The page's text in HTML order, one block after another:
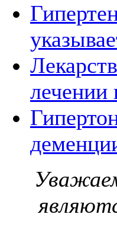
лечении